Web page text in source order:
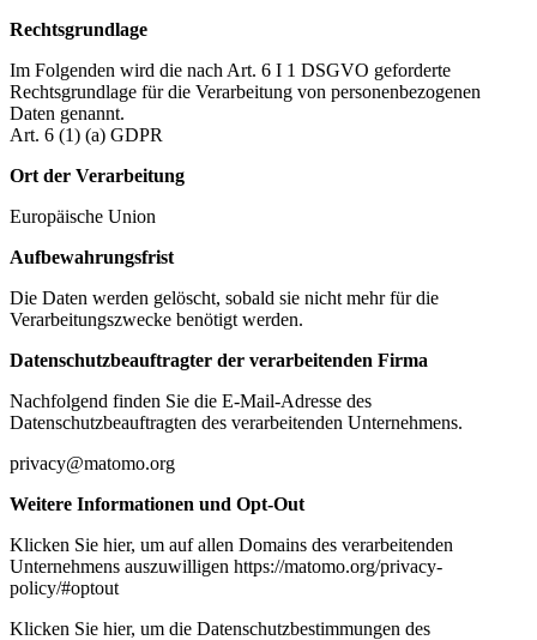
Rechtsgrundlage
Im Folgenden wird die nach Art. 6 I 1 DSGVO geforderte
Rechtsgrundlage für die Verarbeitung von personenbezogenen
Daten genannt.
Art. 6 (1) (a) GDPR
Ort der Verarbeitung
Europäische Union
Aufbewahrungsfrist
Die Daten werden gelöscht, sobald sie nicht mehr für die
Verarbeitungszwecke benötigt werden.
Datenschutzbeauftragter der verarbeitenden Firma
Nachfolgend finden Sie die E-Mail-Adresse des
Datenschutzbeauftragten des verarbeitenden Unternehmens.
privacy@matomo.org
Weitere Informationen und Opt-Out
Klicken Sie hier, um auf allen Domains des verarbeitenden
Unternehmens auszuwilligen https://matomo.org/privacy-
policy/#optout
Klicken Sie hier, um die Datenschutzbestimmungen des